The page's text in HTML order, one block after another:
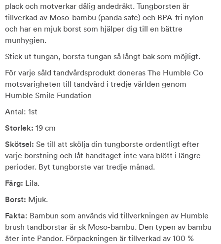
plack och motverkar dålig andedräkt. Tungborsten är
tillverkad av Moso-bambu (panda safe) och BPA-fri nylon
och har en mjuk borst som hjälper dig till en bättre
munhygien.
Stick ut tungan, borsta tungan så långt bak som möjligt.
För varje såld tandvårdsprodukt doneras The Humble Co
motsvarigheten till tandvård i tredje världen genom
Humble Smile Fundation
Antal: 1st
Storlek: 19 cm
Skötsel: Se till att skölja din tungborste ordentligt efter
varje borstning och låt handtaget inte vara blött i längre
perioder. Byt tungborste var tredje månad.
Färg: Lila.
Borst: Mjuk.
Fakta: Bambun som används vid tillverkningen av Humble
brush tandborstar är sk Moso-bambu. Den typen av bambu
äter inte Pandor. Förpackningen är tillverkad av 100 %